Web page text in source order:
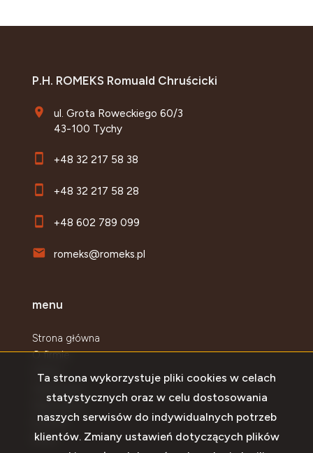
P.H. ROMEKS Romuald Chruścicki
ul. Grota Roweckiego 60/3
43-100 Tychy
+48 32 217 58 38
+48 32 217 58 28
+48 602 789 099
romeks@romeks.pl
menu
Strona główna
O firmie
Oferty
Najnowsze
Kontakt
Rodo
Ta strona wykorzystuje pliki cookies w celach
statystycznych oraz w celu dostosowania
naszych serwisów do indywidualnych potrzeb
klientów. Zmiany ustawień dotyczących plików